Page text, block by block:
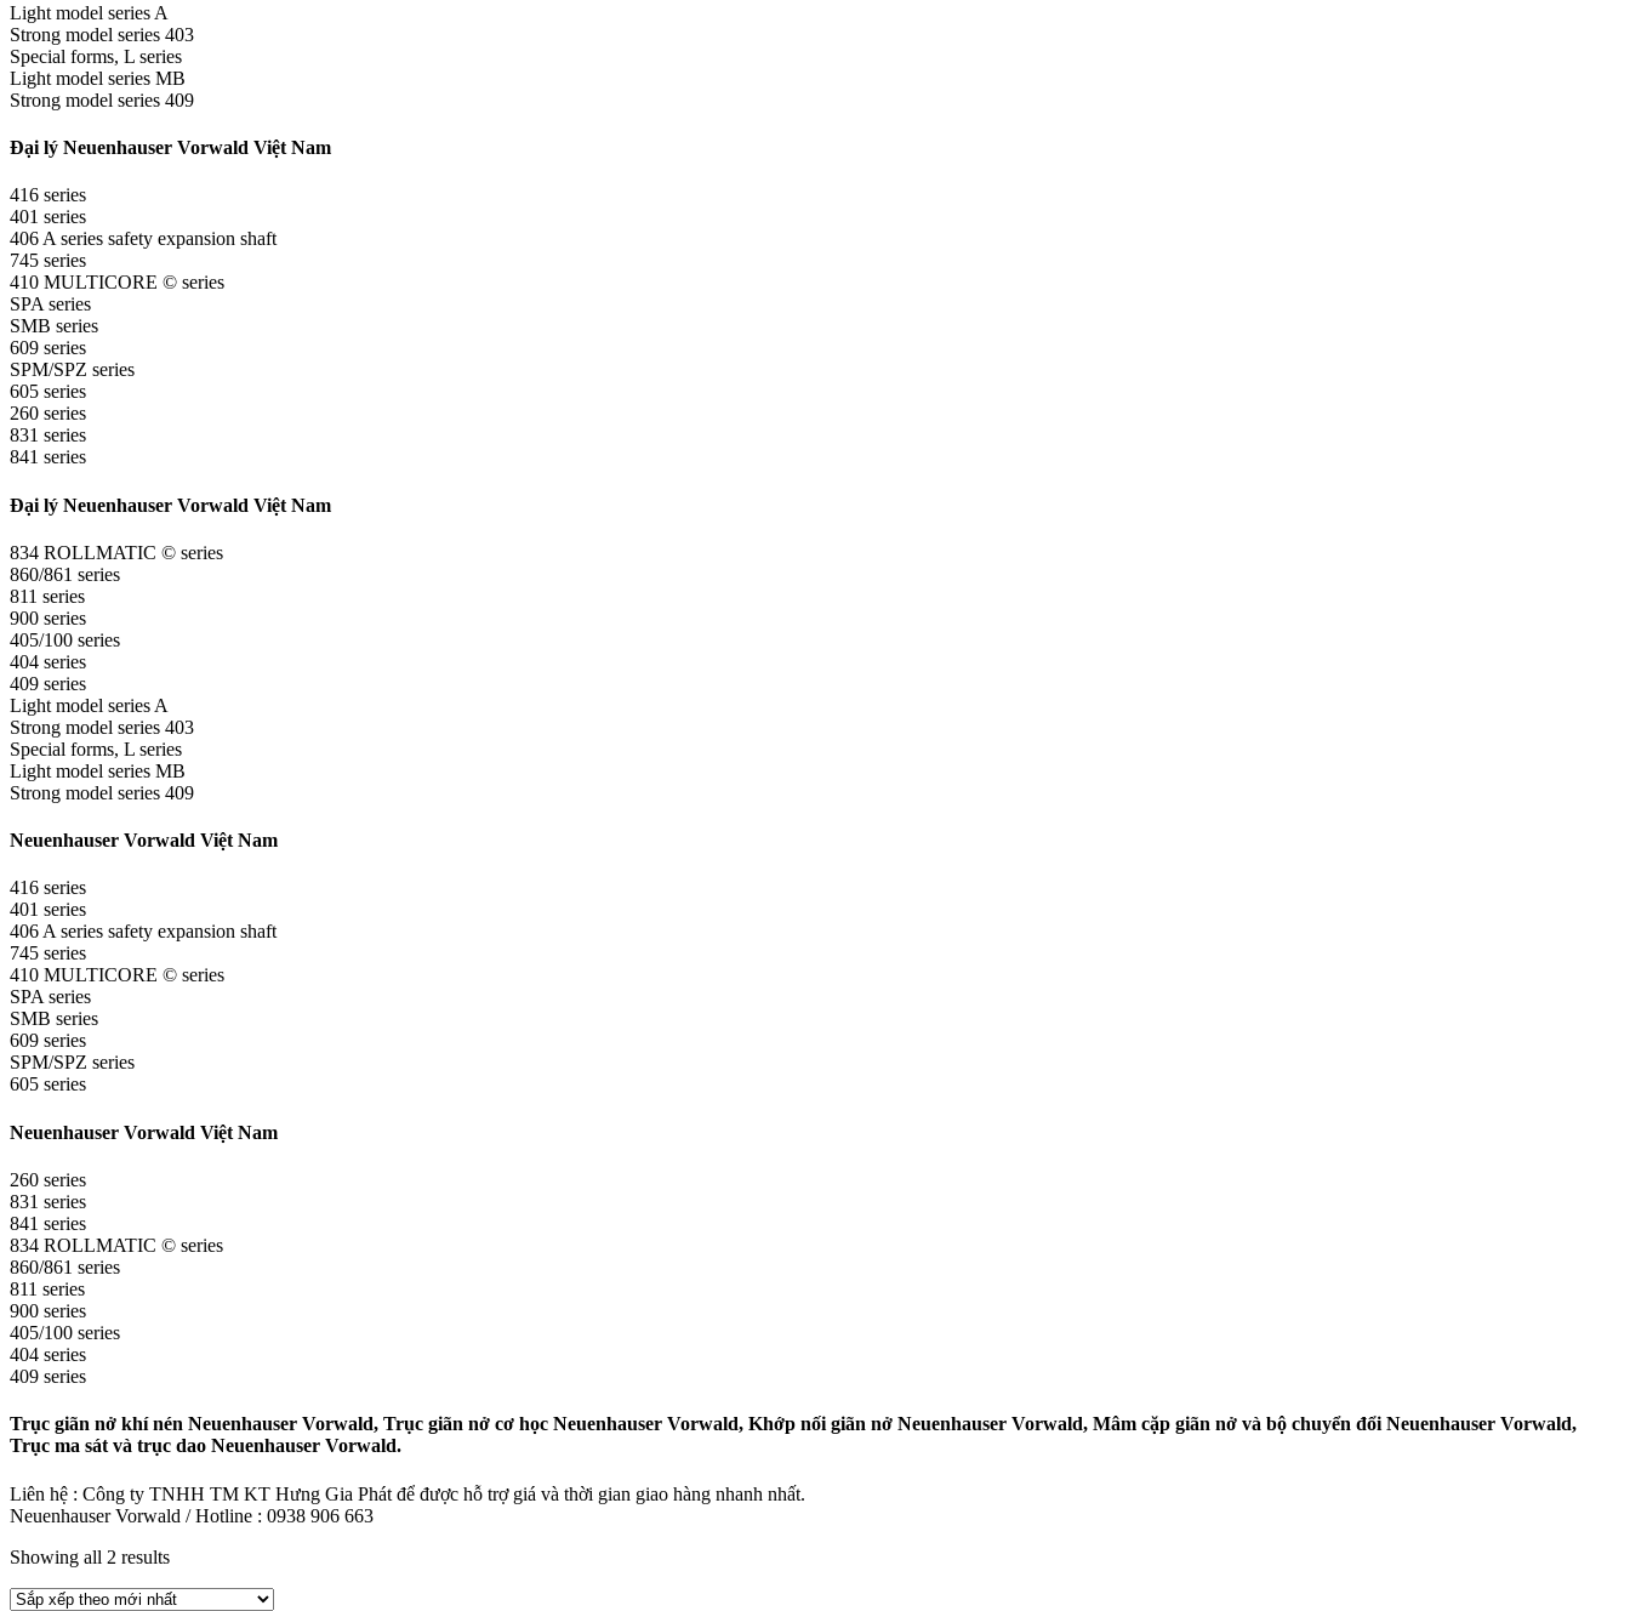
Light model series A
Strong model series 403
Special forms, L series
Light model series MB
Strong model series 409
Đại lý Neuenhauser Vorwald Việt Nam
416 series
401 series
406 A series safety expansion shaft
745 series
410 MULTICORE © series
SPA series
SMB series
609 series
SPM/SPZ series
605 series
260 series
831 series
841 series
Đại lý Neuenhauser Vorwald Việt Nam
834 ROLLMATIC © series
860/861 series
811 series
900 series
405/100 series
404 series
409 series
Light model series A
Strong model series 403
Special forms, L series
Light model series MB
Strong model series 409
Neuenhauser Vorwald Việt Nam
416 series
401 series
406 A series safety expansion shaft
745 series
410 MULTICORE © series
SPA series
SMB series
609 series
SPM/SPZ series
605 series
Neuenhauser Vorwald Việt Nam
260 series
831 series
841 series
834 ROLLMATIC © series
860/861 series
811 series
900 series
405/100 series
404 series
409 series
Trục giãn nở khí nén Neuenhauser Vorwald, Trục giãn nở cơ học Neuenhauser Vorwald, Khớp nối giãn nở Neuenhauser Vorwald, Mâm cặp giãn nở và bộ chuyển đổi Neuenhauser Vorwald,
Trục ma sát và trục dao Neuenhauser Vorwald.
Liên hệ : Công ty TNHH TM KT Hưng Gia Phát để được hỗ trợ giá và thời gian giao hàng nhanh nhất.
Neuenhauser Vorwald / Hotline : 0938 906 663
Showing all 2 results